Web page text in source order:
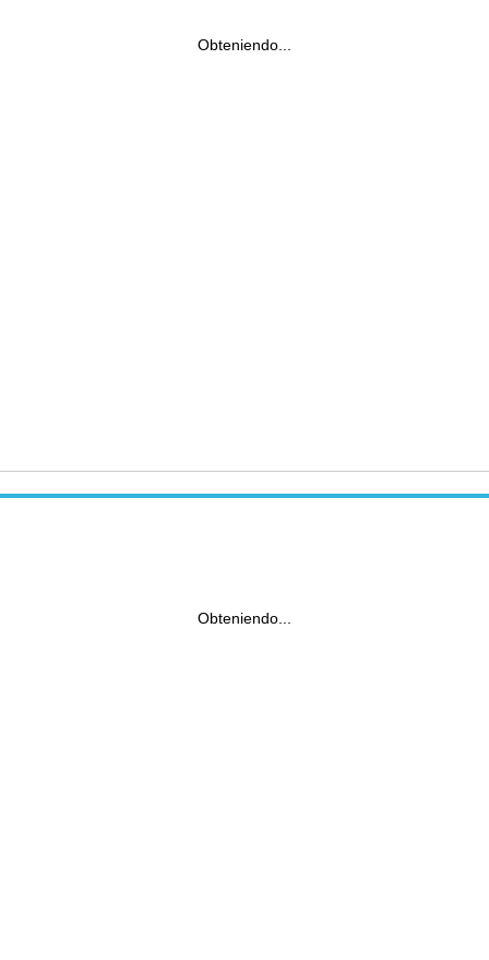
Obteniendo...
Obteniendo...